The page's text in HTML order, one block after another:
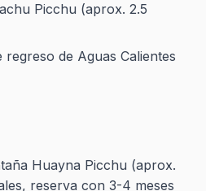
Picchu (aprox. 2.5
regreso de Aguas Calientes
Huayna Picchu (aprox.
reserva con 3-4 meses